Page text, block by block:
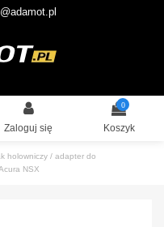
Zaloguj się
0
Koszyk
holowniczy / adapter do
NSX